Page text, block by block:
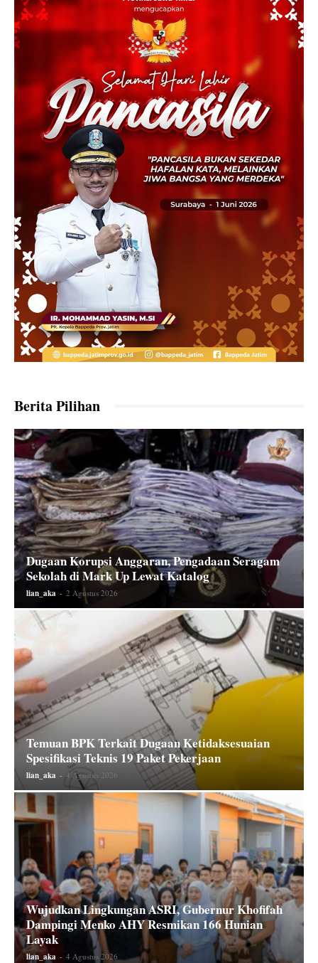
Berita Pilihan
Dugaan Korupsi Anggaran, Pengadaan Seragam
Sekolah di Mark Up Lewat Katalog
lian_aka - 2 Agustus 2026
Temuan BPK Terkait Dugaan Ketidaksesuaian
Spesifikasi Teknis 19 Paket Pekerjaan
lian_aka - 4 Agustus 2026
Wujudkan Lingkungan ASRI, Gubernur Khofifah
Dampingi Menko AHY Resmikan 166 Hunian
Layak
lian_aka - 4 Agustus 2026